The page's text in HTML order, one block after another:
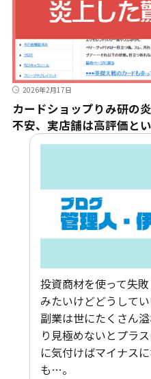
2026年2月17日
カードショップりみ研の
不安、実店舗は高評価と
投資商材を使って失
みたいけどどうしてい
副業は世にたくさん
り見極めないとプラ
に気付けばマイナス
も…。